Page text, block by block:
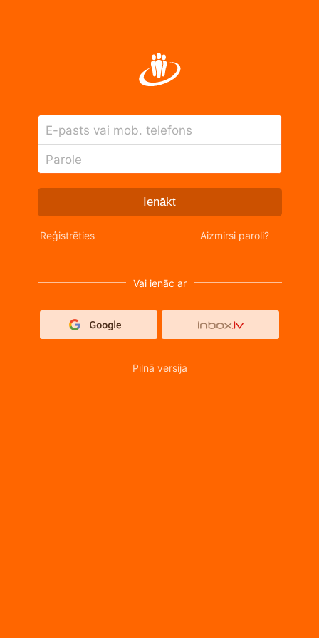
E-pasts vai mob. telefons
Parole
Ienākt
Reģistrēties Aizmirsi paroli?
Vai ienāc ar
Pilnā versija